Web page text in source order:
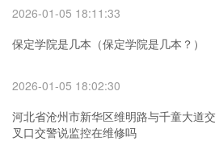
2026-01-05 18:11:33
保定学院是几本（保定学院是几本？）
2026-01-05 18:02:30
河北省沧州市新华区维明路与千童大道交
叉口交警说监控在维修吗